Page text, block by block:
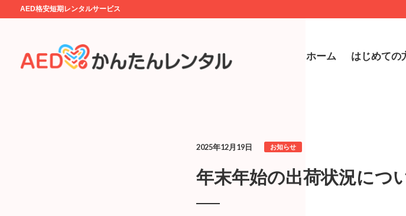
AED格安短期レンタルサービス
ホーム はじめての
2025年12月19日 お知らせ
年末年始の出荷状況につ